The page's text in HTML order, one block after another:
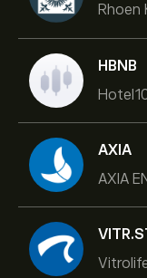
Rhoen
HBNB
AXIA
AXIA